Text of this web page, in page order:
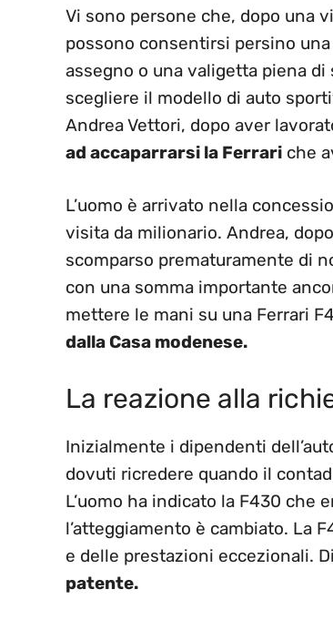
Vi sono persone che, dopo una
possono consentirsi persino
assegno o una valigetta piena
scegliere il modello di auto
Andrea Vettori, dopo aver
ad accaparrarsi la Ferrari che
L’uomo è arrivato nella
visita da milionario. Andrea,
scomparso prematuramente di
con una somma importante
mettere le mani su una Ferrari
dalla Casa modenese.
La reazione alla
Inizialmente i dipendenti
dovuti ricredere quando il
L’uomo ha indicato la F430 che
l’atteggiamento è cambiato. La
e delle prestazioni eccezionali.
patente.